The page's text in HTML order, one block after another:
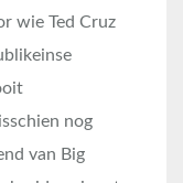
wie Ted Cruz
nog
van Big